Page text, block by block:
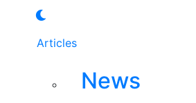
Articles
News